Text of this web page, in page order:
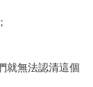
就無法認清這個